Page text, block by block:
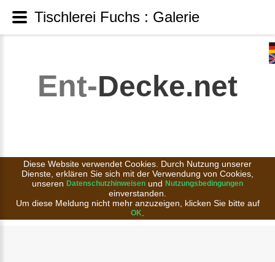
Ent-Decke.net
Diese Website verwendet Cookies. Durch Nutzung unserer
Dienste, erklären Sie sich mit der Verwendung von Cookies,
unseren Datenschutzhinweisen und Nutzungsbedingungen
einverstanden.
Um diese Meldung nicht mehr anzuzeigen, klicken Sie bitte auf
OK
Tischlerei Fuchs : Galerie